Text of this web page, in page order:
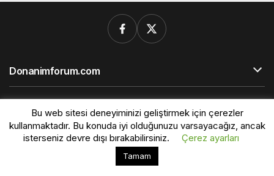
Bu web sitesinde en iyi deneyimi yaşamanızı sağlamak
için çerezler kullanılmaktadır.
Donanimforum.com
© Telif Hakkı 2026, Tüm Hakları Saklıdır.
Bu web sitesi deneyiminizi geliştirmek için çerezler
kullanmaktadır. Bu konuda iyi olduğunuzu varsayacağız, ancak
isterseniz devre dışı bırakabilirsiniz.
Çerez ayarları
Tamam